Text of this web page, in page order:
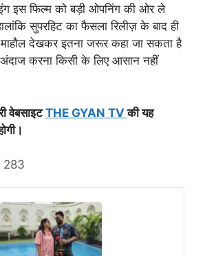
इस फिल्म को बड़ी ओपनिंग की ओर ले
सुपरहिट का फैसला रिलीज़ के बाद ही
माहौल देखकर इतना जरूर कहा जा सकता है
करना किसी के लिए आसान नहीं
वेबसाइटTHE GYAN TVकी यह
283